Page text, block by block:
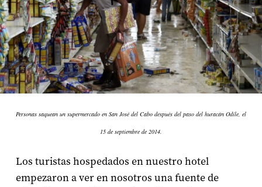
Personas saquean un supermercado en San José del Cabo después del paso del huracán Odile, el
15 de septiembre de 2014.
Los turistas hospedados en nuestro hotel
empezaron a ver en nosotros una fuente de